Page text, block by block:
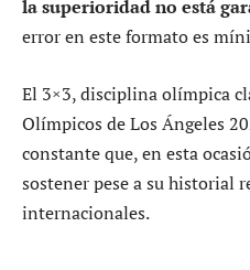
la superioridad no está
error en este formato es
El 3×3, disciplina olímpica
Olímpicos de Los Ángeles
constante que, en esta
sostener pese a su historial
internacionales.